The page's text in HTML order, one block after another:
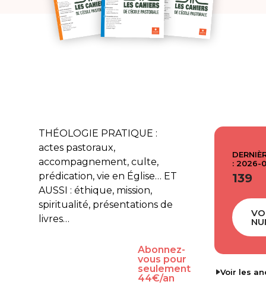
THÉOLOGIE PRATIQUE :
actes pastoraux,
accompagnement, culte,
prédication, vie en Église… ET
AUSSI : éthique, mission,
spiritualité, présentations de
livres…
Abonnez-
vous pour
seulement
44€/an
: 2026-
139
Voir les